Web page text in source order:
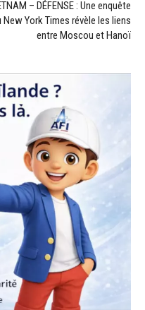
– DÉFENSE : Une enquête
New York Times révèle les liens
entre Moscou et Hanoï